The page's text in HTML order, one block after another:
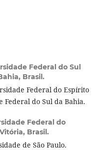
Federal do Sul
Brasil.
Federal do Espírito
Federal do Sul da Bahia.
Federal do
Brasil.
de São Paulo.